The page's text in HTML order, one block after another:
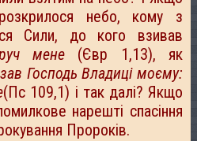
небо, кому з
Сили, до кого взивав
мене (Євр 1,13), як
Господь Владиці моєму:
(Пс 109,1) і так далі? Якщо
нарешті спасіння
Пророків.